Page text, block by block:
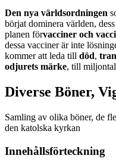
Den nya världsordningen
börjat dominera världen, dess
planen förvacciner och
dessa vacciner är inte
kommer att leda till död,
odjurets märke, till
Diverse Böner,
Samling av olika böner, de
den katolska kyrkan
Innehållsförteckning